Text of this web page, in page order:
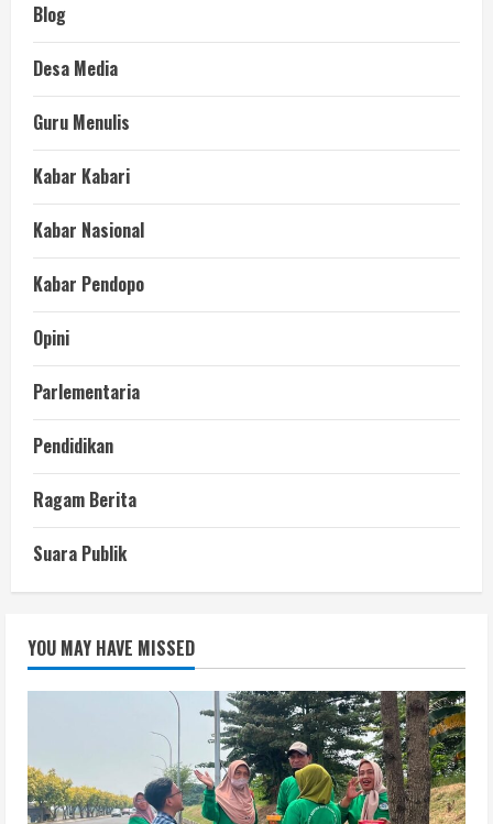
Blog
Desa Media
Guru Menulis
Kabar Kabari
Kabar Nasional
Kabar Pendopo
Opini
Parlementaria
Pendidikan
Ragam Berita
Suara Publik
YOU MAY HAVE MISSED